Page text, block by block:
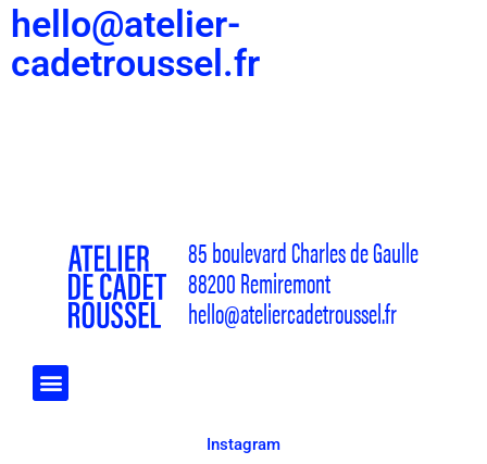
hello@atelier-
cadetroussel.fr
85 boulevard Charles de Gaulle
88200 Remiremont
hello@ateliercadetroussel.fr
Instagram